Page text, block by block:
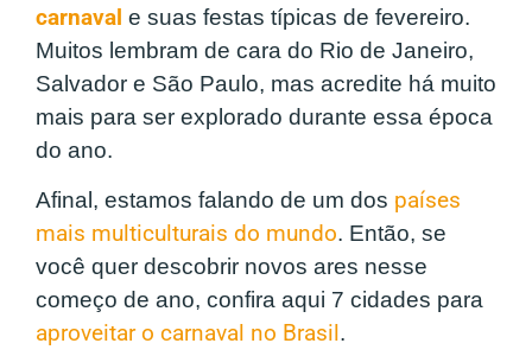
carnaval e suas festas típicas de fevereiro.
Muitos lembram de cara do Rio de Janeiro,
Salvador e São Paulo, mas acredite há muito
mais para ser explorado durante essa época
do ano.
Afinal, estamos falando de um dos países
mais multiculturais do mundo. Então, se
você quer descobrir novos ares nesse
começo de ano, confira aqui 7 cidades para
aproveitar o carnaval no Brasil.